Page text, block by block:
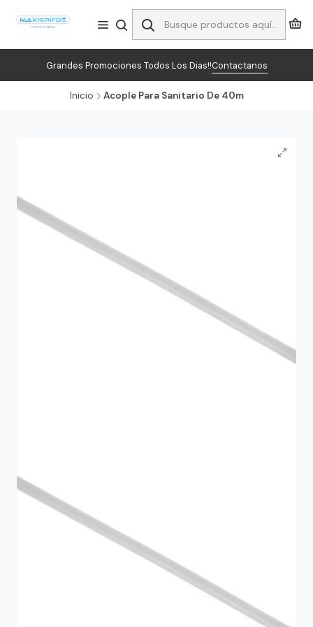
Grandes Promociones Todos Los Dias!!Contactanos
Inicio Acople Para Sanitario De 40m